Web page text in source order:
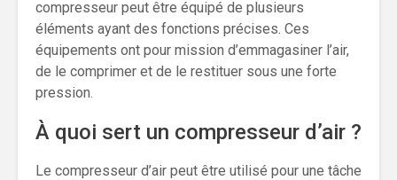
compresseur peut être équipé de plusieurs
éléments ayant des fonctions précises. Ces
équipements ont pour mission d’emmagasiner l’air,
de le comprimer et de le restituer sous une forte
pression.
À quoi sert un compresseur d’air ?
Le compresseur d’air peut être utilisé pour une tâche